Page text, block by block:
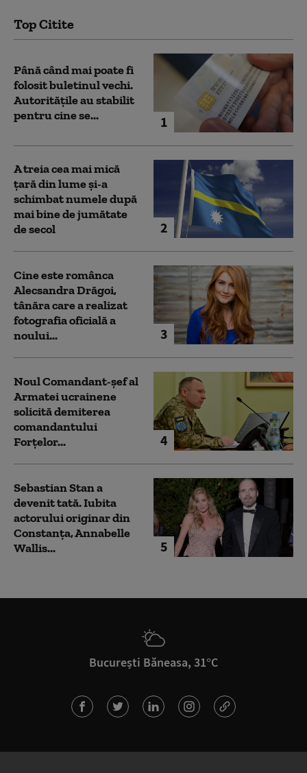
Top Citite
1
Până când mai poate fi
folosit buletinul vechi.
Autoritățile au stabilit
pentru cine se...
2
A treia cea mai mică
țară din lume și-a
schimbat numele după
mai bine de jumătate
de secol
3
Cine este românca
Alecsandra Drăgoi,
tânăra care a realizat
fotografia oficială a
noului...
4
Noul Comandant-șef al
Armatei ucrainene
solicită demiterea
comandantului
Forțelor...
5
Sebastian Stan a
devenit tată. Iubita
actorului originar din
Constanța, Annabelle
Wallis...
București Băneasa, 31°C